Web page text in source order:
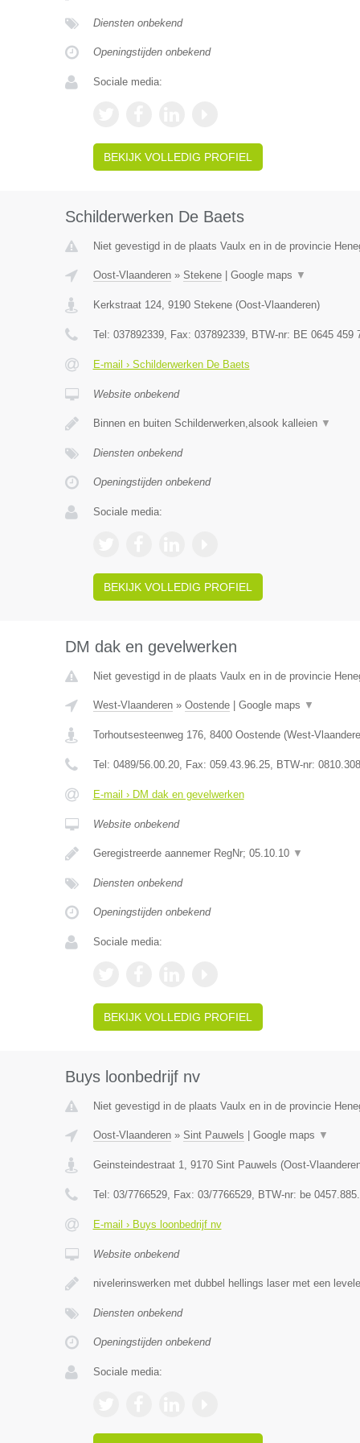
Diensten onbekend
Openingstijden onbekend
Sociale media:
BEKIJK VOLLEDIG PROFIEL
Schilderwerken De Baets
Niet gevestigd in de plaats Vaulx en in de provincie
Oost-Vlaanderen» Stekene| Google maps ▼
Kerkstraat 124, 9190 Stekene(Oost-Vlaanderen)
Tel: 037892339, Fax: 037892339, BTW-nr: BE 0645 459
E-mail › Schilderwerken De Baets
Website onbekend
Binnen en buiten Schilderwerken,alsook kalleien ▼
Diensten onbekend
Openingstijden onbekend
Sociale media:
BEKIJK VOLLEDIG PROFIEL
DM dak en gevelwerken
Niet gevestigd in de plaats Vaulx en in de provincie
West-Vlaanderen» Oostende| Google maps ▼
Torhoutsesteenweg 176, 8400 Oostende(West-
Tel: 0489/56.00.20, Fax: 059.43.96.25, BTW-nr:
E-mail › DM dak en gevelwerken
Website onbekend
Geregistreerde aannemer RegNr; 05.10.10 ▼
Diensten onbekend
Openingstijden onbekend
Sociale media:
BEKIJK VOLLEDIG PROFIEL
Buys loonbedrijf nv
Niet gevestigd in de plaats Vaulx en in de provincie
Oost-Vlaanderen» Sint Pauwels Google maps ▼
Geinsteindestraat 1, 9170 Sint Pauwels (Oost-
Tel: 03/7766529, Fax: 03/7766529, BTW-nr: be
E-mail › Buys loonbedrijf nv
Website onbekend
nivelerinswerken met dubbel hellings laser met een
Diensten onbekend
Openingstijden onbekend
Sociale media: